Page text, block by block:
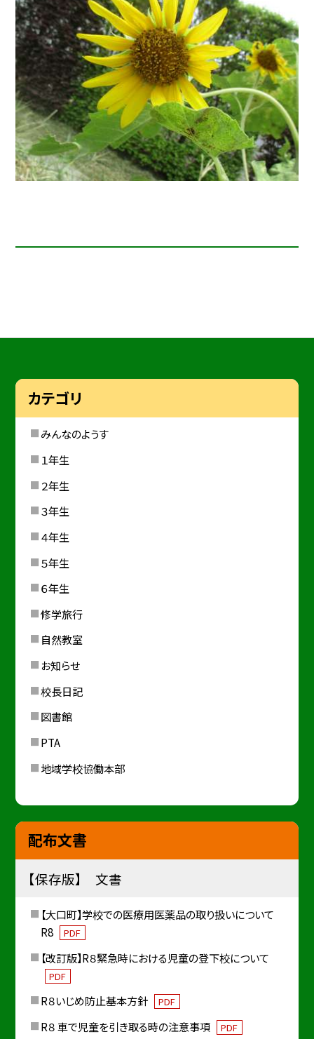
カテゴリ
みんなのようす
１年生
２年生
３年生
４年生
５年生
６年生
修学旅行
自然教室
お知らせ
校長日記
図書館
PTA
地域学校協働本部
配布文書
【保存版】 文書
【大口町】学校での医療用医薬品の取り扱いについて
R8
PDF
【改訂版】R８緊急時における児童の登下校について
PDF
R８いじめ防止基本方針 PDF
R８ 車で児童を引き取る時の注意事項 PDF